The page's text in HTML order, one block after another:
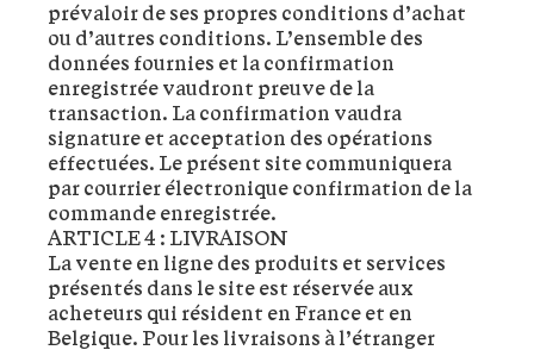
prévaloir de ses propres conditions d’achat
ou d’autres conditions. L’ensemble des
données fournies et la confirmation
enregistrée vaudront preuve de la
transaction. La confirmation vaudra
signature et acceptation des opérations
effectuées. Le présent site communiquera
par courrier électronique confirmation de la
commande enregistrée.
ARTICLE 4 : LIVRAISON
La vente en ligne des produits et services
présentés dans le site est réservée aux
acheteurs qui résident en France et en
Belgique. Pour les livraisons à l’étranger